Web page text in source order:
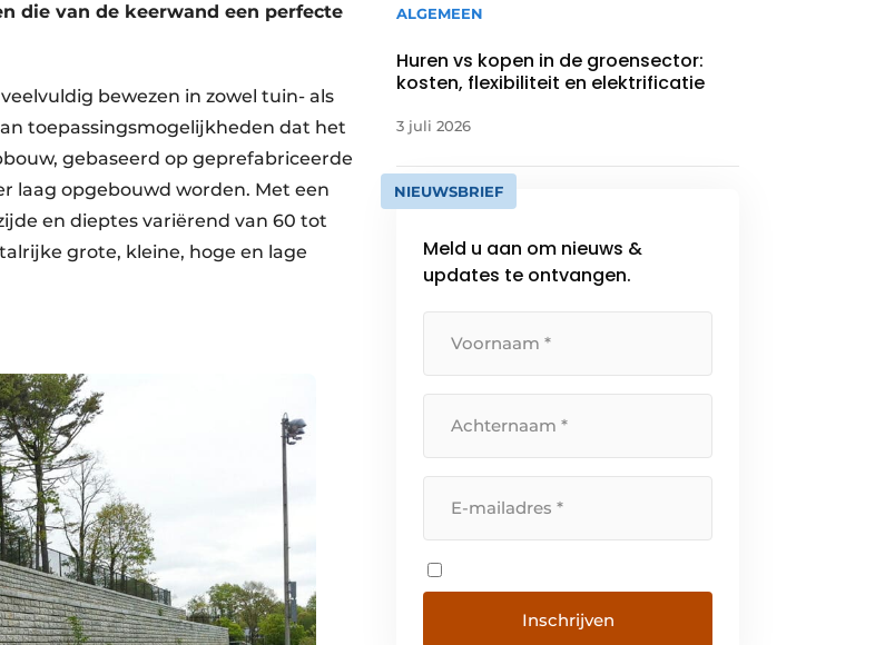
die van de keerwand een perfecte
bewezen in zowel tuin- als
toepassingsmogelijkheden dat het
gebaseerd op geprefabriceerde
laag opgebouwd worden. Met een
en dieptes variërend van 60 tot
grote, kleine, hoge en lage
ALGEMEEN
Huren vs kopen in de groensector:
kosten, flexibiliteit en elektrificatie
3 juli 2026
NIEUWSBRIEF
Meld u aan om nieuws &
updates te ontvangen.